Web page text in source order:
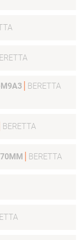
BERETTA
BERETTA
BERETTA